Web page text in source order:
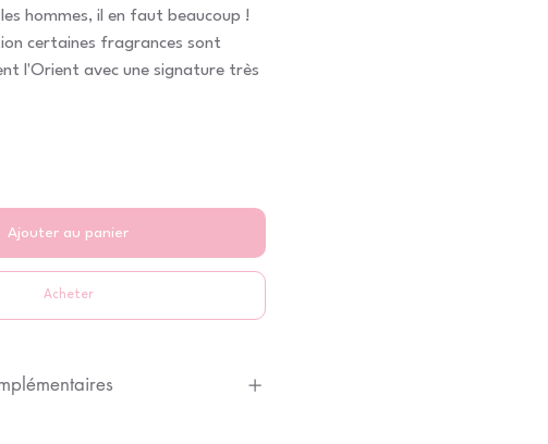
hommes, il en faut beaucoup !
certaines fragrances sont
l'Orient avec une signature très
Ajouter au panier
Acheter